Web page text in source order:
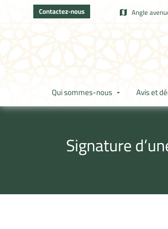
Contactez-nous Angle
Qui sommes-nous Avis et
Signature